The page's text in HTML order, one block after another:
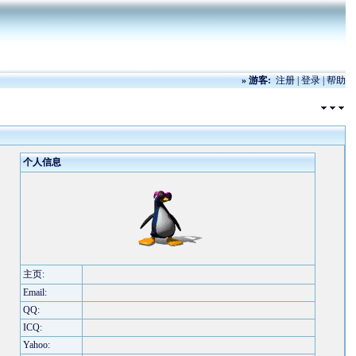
» 游客:注册|登录|帮助
个人信息
主页:
Email:
QQ:
ICQ:
Yahoo: